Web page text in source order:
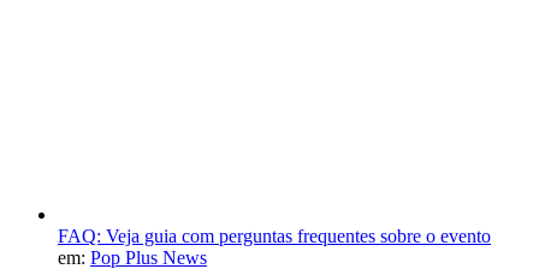
FAQ: Veja guia com perguntas frequentes sobre o evento
em: Pop Plus News